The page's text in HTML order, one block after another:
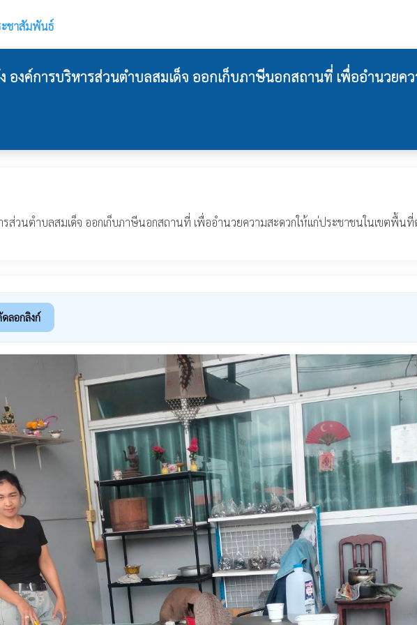
ชาสัมพันธ์
องค์การบริหารส่วนตำบลสมเด็จ ออกเก็บภาษีนอกสถานที่ เพื่ออำนวยค
วนตำบลสมเด็จ ออกเก็บภาษีนอกสถานที่ เพื่ออำนวยความสะดวกให้แก่ประชาชนในเขตพื้นที่
ลอกลิงก์